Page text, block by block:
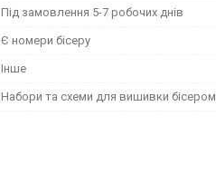
Під замовлення 5-7 робочих днів
Є номери бісеру
Інше
Набори та схеми для вишивки бісером